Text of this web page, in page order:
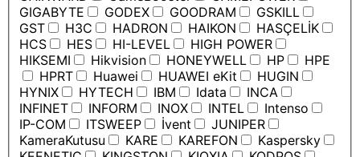
GIGABYTE
GODEX GOODRAM
GSKILL
GST
H3C HADRON HAIKON
HASÇELİK
HCS
HES HI-LEVEL
HIGH POWER
HIKSEMI
Hikvision HONEYWELL HP
HPE
HPRT
Huawei HUAWEI eKit
HUGIN
HYNIX
HYTECH IBM Idata
INCA
INFINET
INFORM INOX INTEL
Intenso
IP-COM
ITSWEEP İvent
JUNIPER
KameraKutusu
KARE KAREFON
Kaspersky